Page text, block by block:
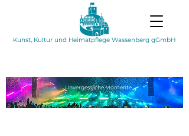
Kunst, Kultur und Heimatpflege Wassenberg gGmbH
UnvergesslicheMomente